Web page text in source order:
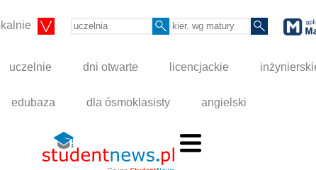
uczelnie dni otwarte licencjackie
edubaza dla ósmoklasisty angielski